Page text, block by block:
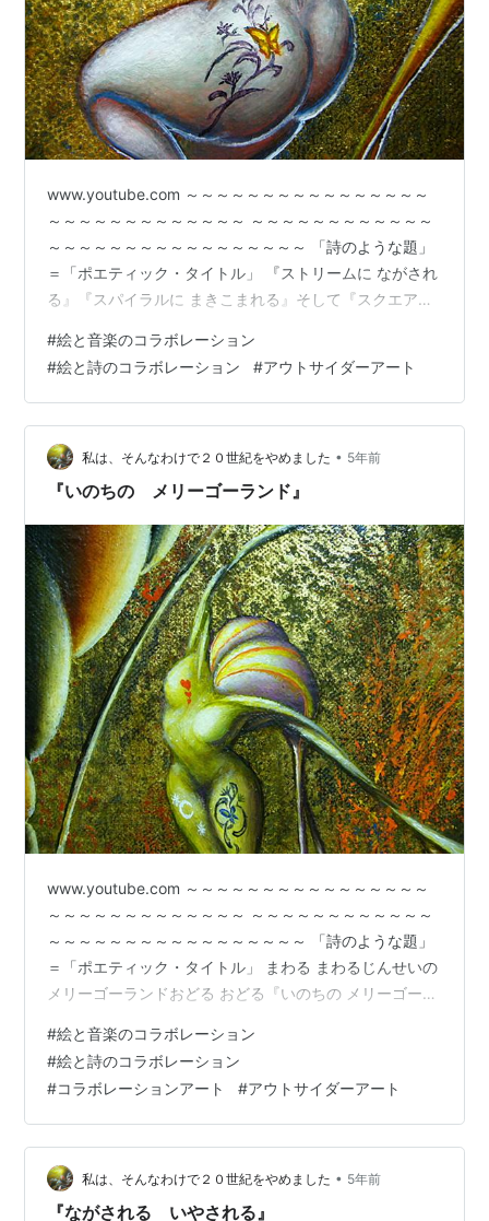
www.youtube.com ～～～～～～～～～～～～～～～～
～～～～～～～～～～～～～ ～～～～～～～～～～～～
～～～～～～～～～～～～～～～～～ 「詩のような題」
＝「ポエティック・タイトル」 『ストリームに ながされ
る』『スパイラルに まきこまれる』そして『スクエアの
せちゅうしんに むかって すいこまれこの ばしょに たど
りつく それは せかいの ちゅうしんそれは じぶんの ちゅ
うしんそれは こころの ちゅうしん そう それは うちゅう
の ちゅうしんの ばしょ そう ここが すべての エネルギー
の みなもと ～～～～～～～～～～…
#絵と音楽のコラボレーション
#絵と詩のコラボレーション #アウトサイダーアート
私は、そんなわけで２０世紀をやめました • 5年前
『いのちの メリーゴーランド』
www.youtube.com ～～～～～～～～～～～～～～～～
～～～～～～～～～～～～～ ～～～～～～～～～～～～
～～～～～～～～～～～～～～～～～ 「詩のような題」
＝「ポエティック・タイトル」 まわる まわるじんせいの
メリーゴーランドおどる おどる『いのちの メリーゴーラ
まわり つづけるはしる もくばに のって ひとの うんめい
は メリーゴーランドの うえで おどり つづけるアコーデ
ィオンの しらべに のって まわって まわって まわり つづ
けおどって おどって おどり つづける かいてんもくばお
なじ ばしょで ぐるぐる まわる …
#絵と音楽のコラボレーション
#絵と詩のコラボレーション
#コラボレーションアート #アウトサイダーアート
私は、そんなわけで２０世紀をやめました • 5年前
『ながされる いやされる』